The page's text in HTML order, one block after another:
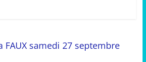
FAUX samedi 27 septembre